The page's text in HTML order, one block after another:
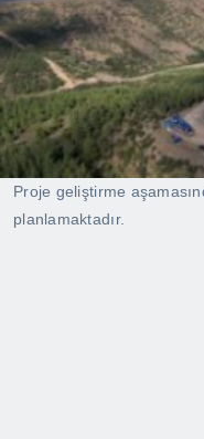
Proje geliştirme
planlamaktadır.